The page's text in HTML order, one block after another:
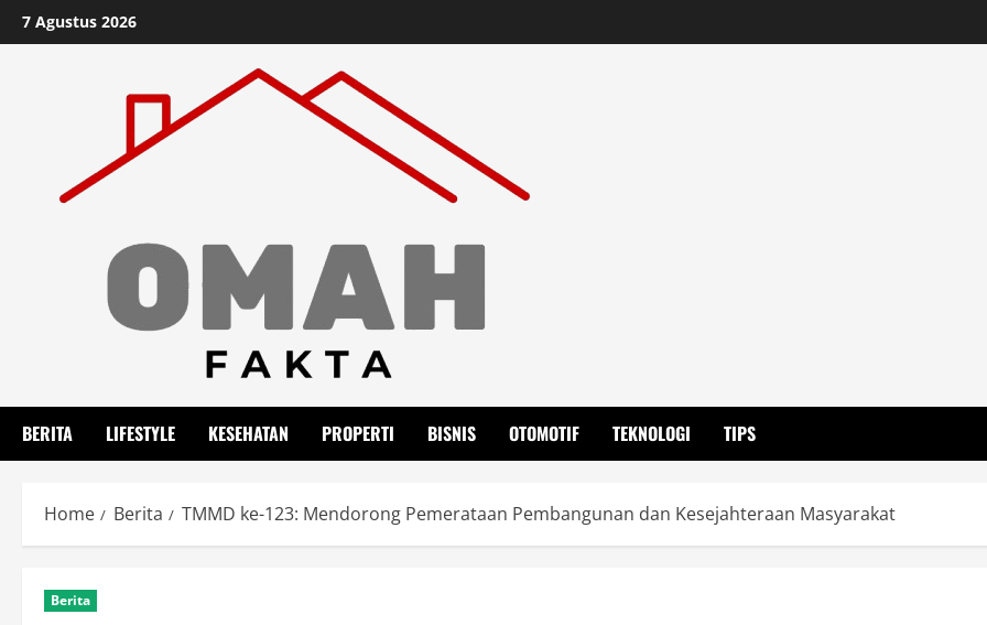
Skip
to
7 Agustus 2026
BERITA LIFESTYLE KESEHATAN PROPERTI BISNIS OTOMOTIF TEKNOLOGI TIPS
Home Berita TMMD ke-123: Mendorong Pemerataan Pembangunan dan Kesejahteraan Masyarakat
Berita